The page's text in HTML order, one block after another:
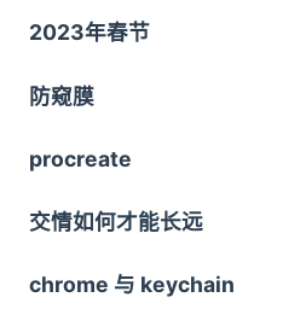
2023年春节
防窥膜
procreate
交情如何才能长远
chrome 与 keychain